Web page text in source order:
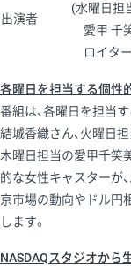
出演者
(水曜日担
愛甲 千
ロイター
各曜日を担当する個性
番組は、各曜日を担当
結城香織さん、火曜日
木曜日担当の愛甲千笑
的な女性キャスターが
京市場の動向やドル円
します。
NASDAQスタジオから